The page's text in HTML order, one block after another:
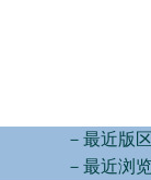
－最近版
－最近浏